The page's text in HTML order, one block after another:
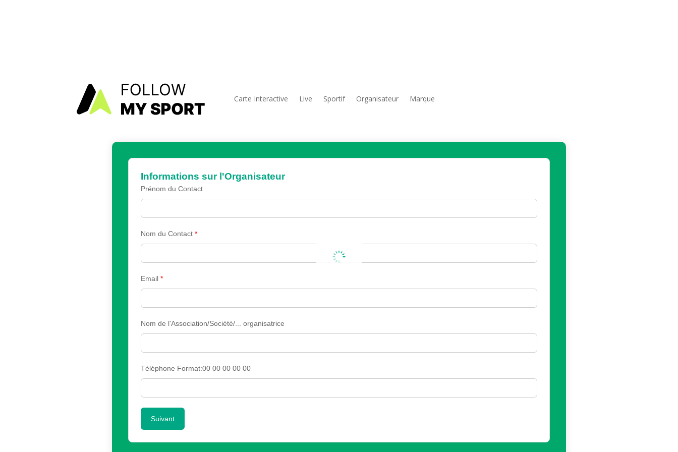
Carte Interactive Live Sportif Organisateur Marque
Informations sur l'Organisateur
Prénom du Contact
Nom du Contact *
Email *
Nom de l'Association/Société/... organisatrice
Téléphone Format:00 00 00 00 00
Suivant